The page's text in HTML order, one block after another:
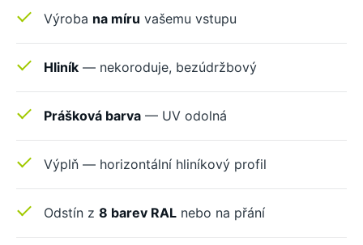
Výroba na míru vašemu vstupu
Hliník — nekoroduje, bezúdržbový
Prášková barva — UV odolná
Výplň — horizontální hliníkový profil
Odstín z 8 barev RAL nebo na přání